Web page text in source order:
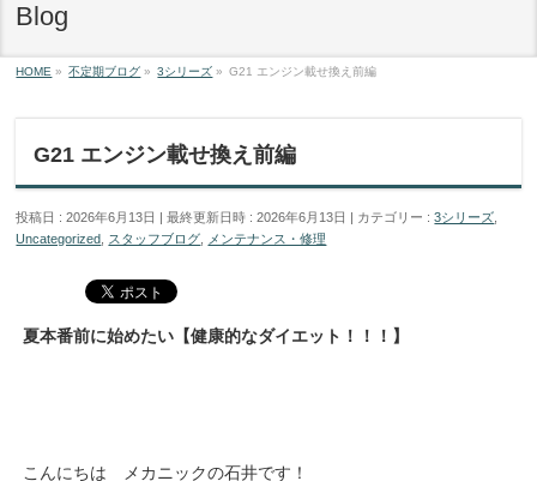
Blog
HOME » 不定期ブログ » 3シリーズ » G21 エンジン載せ換え前編
G21 エンジン載せ換え前編
投稿日 : 2026年6月13日 最終更新日時 : 2026年6月13日 カテゴリー :3シリーズ
Uncategorized スタッフブログ メンテナンス・修理
夏本番前に始めたい【健康的なダイエット！！！】
こんにちは メカニックの石井です！